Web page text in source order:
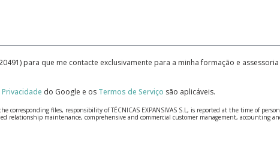
para que me contacte exclusivamente para a minha formação e
do Google e os Termos de Serviço são aplicáveis.
files, responsibility of TÉCNICAS EXPANSIVAS S.L, is reported at the time of
relationship maintenance, comprehensive and commercial customer management, accounting
for the General Data Protection Regulation (GDPR) 2016.